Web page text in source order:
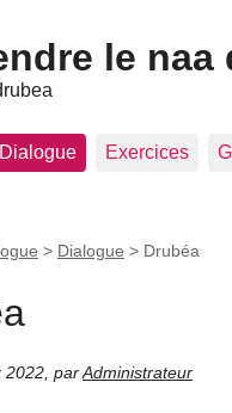
le naa
Dialogue Exercices
> Dialogue > Drubéa
2022 parAdministrateur